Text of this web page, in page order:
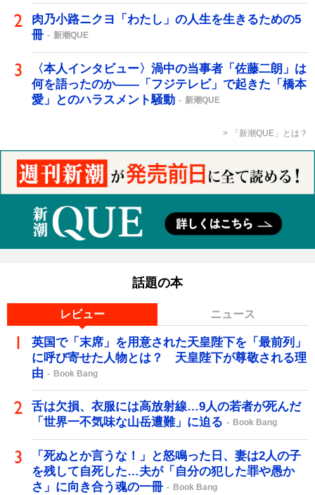
肉乃小路ニクヨ「わたし」の人生を生きるための5
冊
新潮QUE
〈本人インタビュー〉渦中の当事者「佐藤二朗」は
何を語ったのか――「フジテレビ」で起きた「橋本
愛」とのハラスメント騒動
新潮QUE
「新潮QUE」とは？
話題の本
レビュー ニュース
英国で「末席」を用意された天皇陛下を「最前列」
に呼び寄せた人物とは？ 天皇陛下が尊敬される理
由
Book Bang
舌は欠損、衣服には高放射線…9人の若者が死んだ
「世界一不気味な山岳遭難」に迫る
Book Bang
「死ぬとか言うな！」と怒鳴った日、妻は2人の子
を残して自死した…夫が「自分の犯した罪や愚か
さ」に向き合う魂の一冊
Book Bang